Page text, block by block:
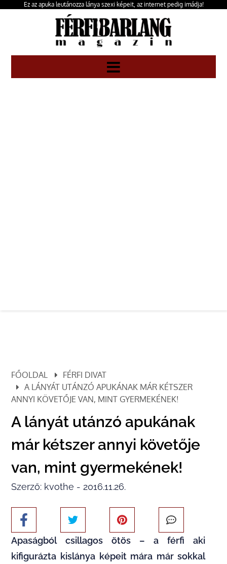
Ez az apuka leutánozza lánya szexi képeit, az internet pedig imádja!
FŐOLDAL
FÉRFI DIVAT
A LÁNYÁT UTÁNZÓ APUKÁNAK MÁR KÉTSZER
ANNYI KÖVETŐJE VAN, MINT GYERMEKÉNEK!
A lányát utánzó apukának
már kétszer annyi követője
van, mint gyermekének!
Szerző: kvothe - 2016.11.26.
Apaságból csillagos ötös – a férfi aki
kifigurázta kislánya képeit mára már sokkal